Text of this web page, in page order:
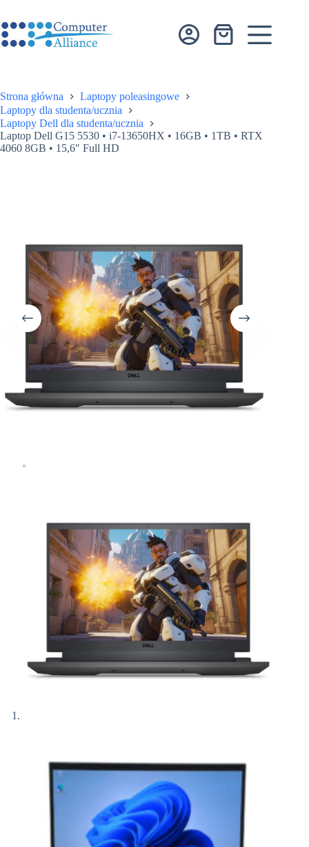
treści
Koszyk
Strona główna
Laptopy poleasingowe
Laptopy dla studenta/ucznia
Laptopy Dell dla studenta/ucznia
Laptop Dell G15 5530 • i7-13650HX • 16GB • 1TB • RTX
4060 8GB • 15,6″ Full HD